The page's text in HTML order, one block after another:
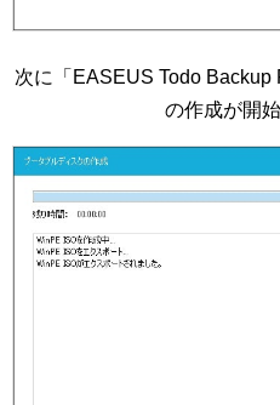
次に「EASEUS Todo
の作成が開